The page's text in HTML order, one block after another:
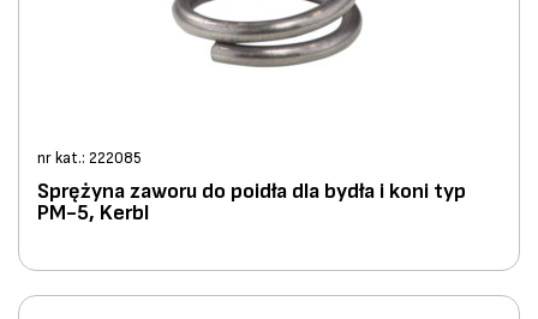
nr kat.: 222085
Sprężyna zaworu do poidła dla bydła i koni typ
PM-5, Kerbl